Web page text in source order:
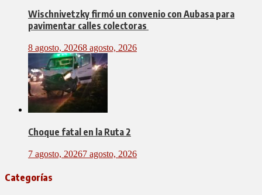
Wischnivetzky firmó un convenio con Aubasa para
pavimentar calles colectoras
8 agosto, 20268 agosto, 2026
Choque fatal en la Ruta 2
7 agosto, 20267 agosto, 2026
Categorías